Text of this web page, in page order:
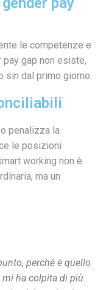
le competenze e
gap non esiste,
sin dal primo giorno.
penalizza la
le posizioni
working non è
ma un
perché è quello
ha colpita di più.